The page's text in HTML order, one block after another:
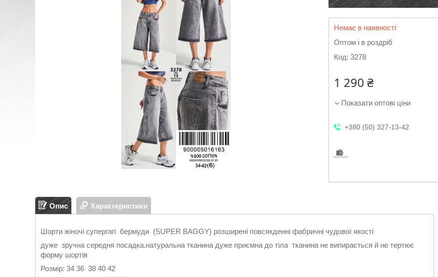
Немає в наявності
Оптом і в роздріб
Код: 3278
1 290 ₴
Показати оптові ціни
+380 (50) 327-13-42
Опис Характеристики
Шорти жіночі супергагі бермуди (SUPER ВАGGY) розширені повсякденні фабричні чудової якості
дуже зручна середня посадка.натуральна тканина дуже приємна до тіла тканина не випирається й не тертює
форму шортів
Розмір: 34 36 38 40 42